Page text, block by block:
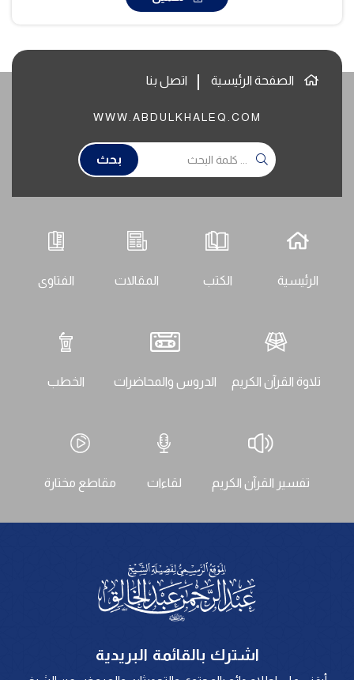
الصفحة الرئيسية اتصل بنا
WWW.ABDULKHALEQ.COM
بحث
الرئيسية الكتب المقالات الفتاوى
تلاوة القرآن الكريم الدروس والمحاضرات الخطب
تفسير القرآن الكريم لقاءات مقاطع مختارة
اشترك بالقائمة البريدية